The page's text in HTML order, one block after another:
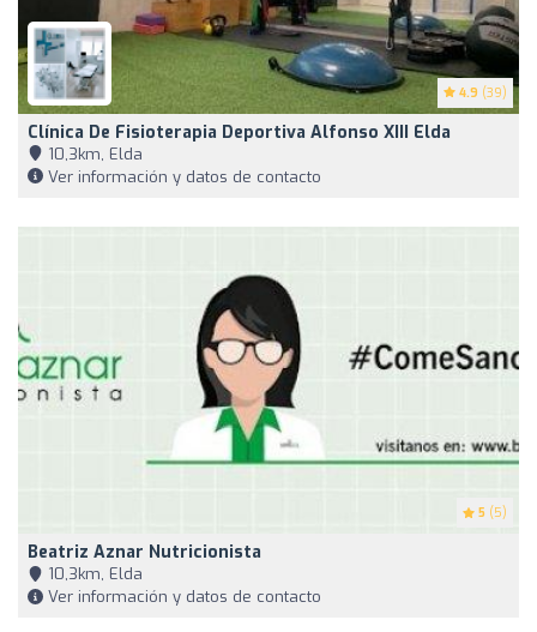
4.9 (39)
Clínica De Fisioterapia Deportiva Alfonso XIII Elda
10,3km, Elda
Ver información y datos de contacto
5 (5)
Beatriz Aznar Nutricionista
10,3km, Elda
Ver información y datos de contacto